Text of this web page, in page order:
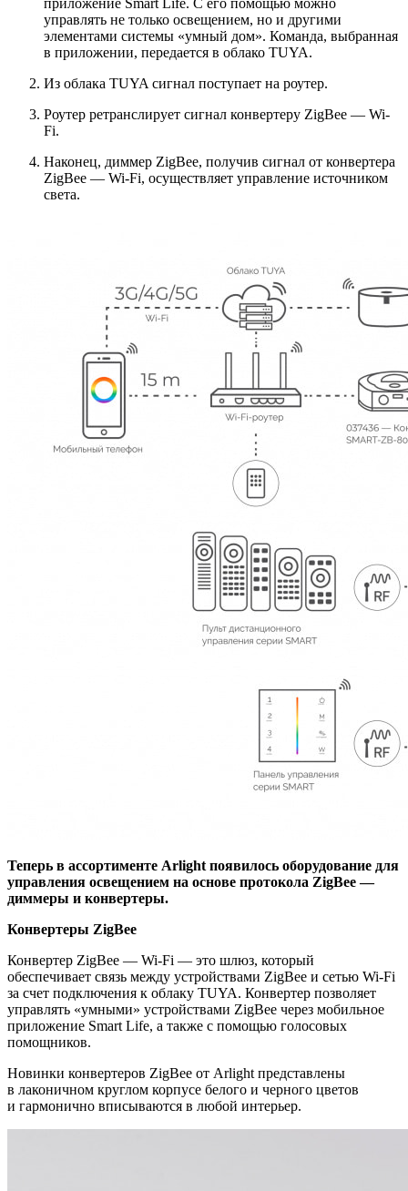
управлять не только освещением, но и другими
элементами системы «умный дом». Команда, выбранная
в приложении, передается в облако TUYA.
Из облака TUYA сигнал поступает на роутер.
Роутер ретранслирует сигнал конвертеру ZigBee — Wi-
Fi.
Наконец, диммер ZigBee, получив сигнал от конвертера
ZigBee — Wi-Fi, осуществляет управление источником
света.
Теперь в ассортименте Arlight появилось оборудование для
управления освещением на основе протокола ZigBee —
диммеры и конвертеры.
Конвертеры ZigBee
Конвертер ZigBee — Wi-Fi — это шлюз, который
обеспечивает связь между устройствами ZigBee и сетью Wi-Fi
за счет подключения к облаку TUYA. Конвертер позволяет
управлять «умными» устройствами ZigBee через мобильное
приложение Smart Life, а также с помощью голосовых
помощников.
Новинки конвертеров ZigBee от Arlight представлены
в лаконичном круглом корпусе белого и черного цветов
и гармонично вписываются в любой интерьер.